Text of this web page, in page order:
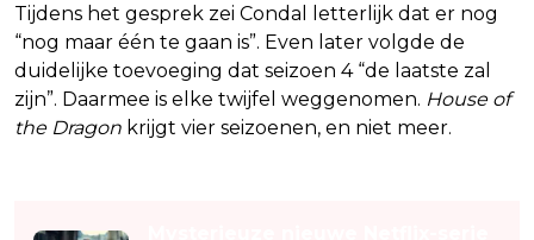
Tijdens het gesprek zei Condal letterlijk dat er nog
“nog maar één te gaan is”. Even later volgde de
duidelijke toevoeging dat seizoen 4 “de laatste zal
zijn”. Daarmee is elke twijfel weggenomen. House of
the Dragon krijgt vier seizoenen, en niet meer.